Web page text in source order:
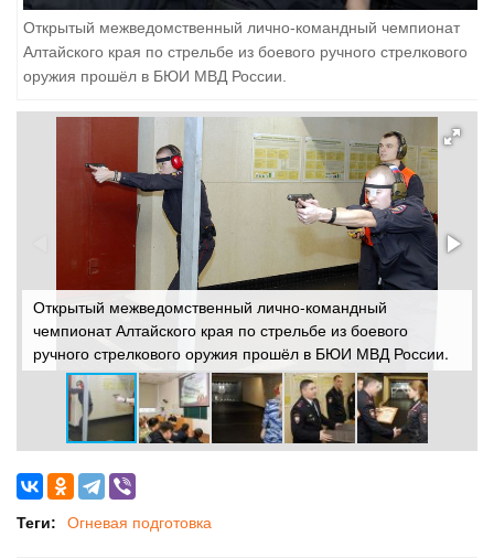
Открытый межведомственный лично-командный чемпионат
Алтайского края по стрельбе из боевого ручного стрелкового
оружия прошёл в БЮИ МВД России.
Открытый межведомственный лично-командный
чемпионат Алтайского края по стрельбе из боевого
ручного стрелкового оружия прошёл в БЮИ МВД России.
Теги: Огневая подготовка